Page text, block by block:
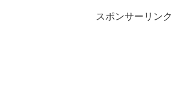
スポンサーリンク